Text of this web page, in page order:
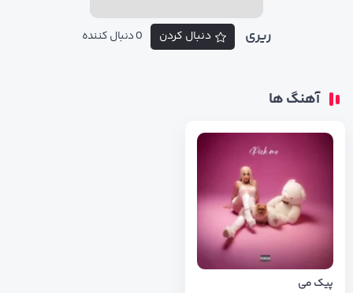
ریری دنبال کردن 0 دنبال کننده
آهنگ ها
پیک می